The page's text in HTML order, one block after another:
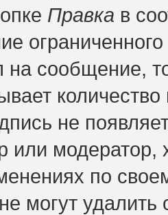
Правка в
на сообщение,
не
или модератор,
по
могут